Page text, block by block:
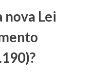
nova Lei